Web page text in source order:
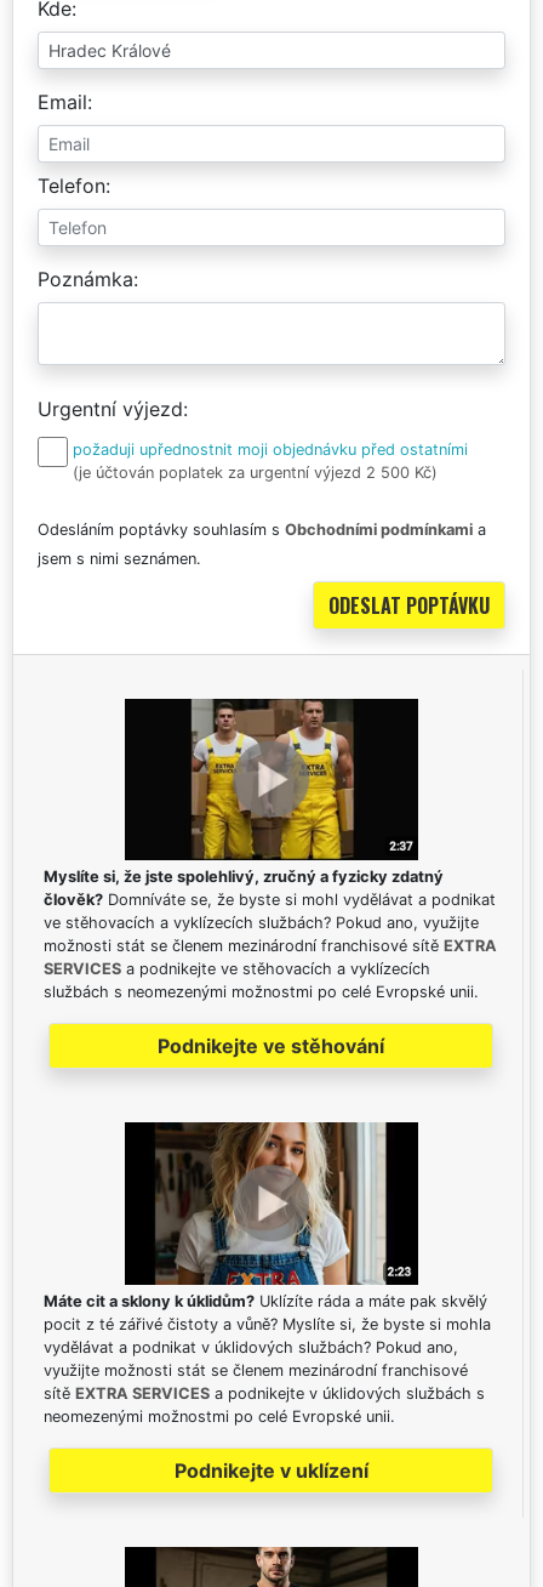
Kde
Email
Telefon
Poznámka
Urgentní výjezd
požaduji upřednostnit moji objednávku před ostatními
(je účtován poplatek za urgentní výjezd 2 500 Kč)
Odesláním poptávky souhlasím s Obchodními podmínkami a
jsem s nimi seznámen.
Myslíte si, že jste spolehlivý, zručný a fyzicky zdatný
člověk? Domníváte se, že byste si mohl vydělávat a podnikat
ve stěhovacích a vyklízecích službách? Pokud ano, využijte
možnosti stát se členem mezinárodní franchisové sítě EXTRA
SERVICES a podnikejte ve stěhovacích a vyklízecích
službách s neomezenými možnostmi po celé Evropské unii.
Podnikejte ve stěhování
Máte cit a sklony k úklidům? Uklízíte ráda a máte pak skvělý
pocit z té zářivé čistoty a vůně? Myslíte si, že byste si mohla
vydělávat a podnikat v úklidových službách? Pokud ano,
využijte možnosti stát se členem mezinárodní franchisové
sítě EXTRA SERVICES a podnikejte v úklidových službách s
neomezenými možnostmi po celé Evropské unii.
Podnikejte v uklízení